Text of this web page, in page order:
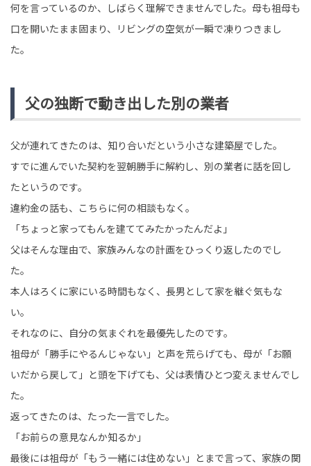
何を言っているのか、しばらく理解できませんでした。母も祖母も
口を開いたまま固まり、リビングの空気が一瞬で凍りつきまし
た。
父の独断で動き出した別の業者
父が連れてきたのは、知り合いだという小さな建築屋でした。
すでに進んでいた契約を翌朝勝手に解約し、別の業者に話を回し
たというのです。
違約金の話も、こちらに何の相談もなく。
「ちょっと家ってもんを建ててみたかったんだよ」
父はそんな理由で、家族みんなの計画をひっくり返したのでし
た。
本人はろくに家にいる時間もなく、長男として家を継ぐ気もな
い。
それなのに、自分の気まぐれを最優先したのです。
祖母が「勝手にやるんじゃない」と声を荒らげても、母が「お願
いだから戻して」と頭を下げても、父は表情ひとつ変えませんでし
た。
返ってきたのは、たった一言でした。
「お前らの意見なんか知るか」
最後には祖母が「もう一緒には住めない」とまで言って、家族の関